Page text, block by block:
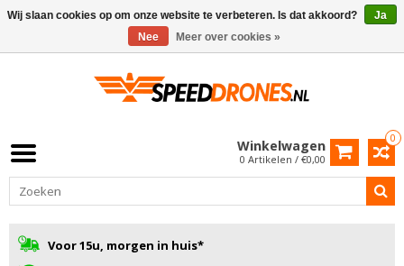
0
Winkelwagen
0 Artikelen / €0,00
Voor 15u, morgen in huis*
Wij slaan cookies op om onze website te verbeteren. Is dat akkoord?
Ja
Nee
Meer over cookies »